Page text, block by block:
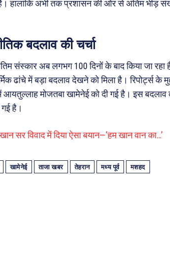
हालांकि अभी तक प्रशासन की ओर से अंतिम भीड़
बदलाव की चर्चा
संस्कार अब लगभग 100 दिनों के बाद किया जा रहा
ढांचे में बड़ा बदलाव देखने को मिला है। रिपोर्ट्स के
आयतुल्लाह मोजतबा खामेनेई को दी गई है। इस
गई है।
सर विवाद में दिया ऐसा बयान—‘हम खान वान का…’
खामेनेई ताजा खबर तेहरान मध्य पूर्व
मशहद